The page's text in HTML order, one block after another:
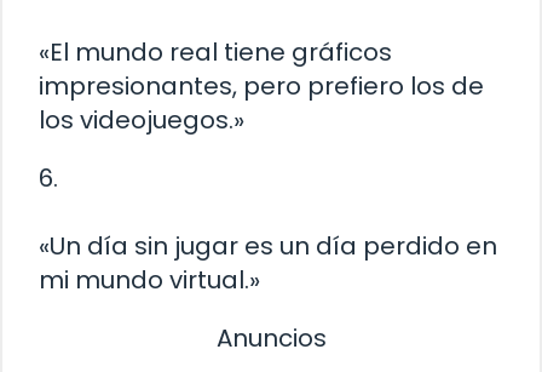
«El mundo real tiene gráficos
impresionantes, pero prefiero los de
los videojuegos.»
6.
«Un día sin jugar es un día perdido en
mi mundo virtual.»
Anuncios